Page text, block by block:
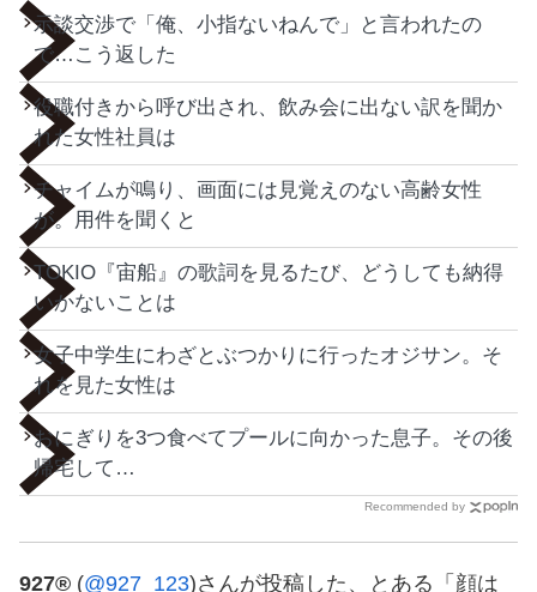
示談交渉で「俺、小指ないねんで」と言われたの
で…こう返した
役職付きから呼び出され、飲み会に出ない訳を聞か
れた女性社員は
チャイムが鳴り、画面には見覚えのない高齢女性
が。用件を聞くと
TOKIO『宙船』の歌詞を見るたび、どうしても納得
いかないことは
女子中学生にわざとぶつかりに行ったオジサン。そ
れを見た女性は
おにぎりを3つ食べてプールに向かった息子。その後
帰宅して…
Recommended by
927®︎ (@927_123)さんが投稿した、とある「顔は